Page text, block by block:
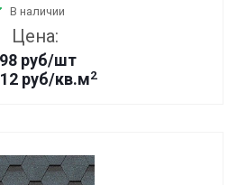
В наличии
Цена:
руб/шт
руб/кв.м2